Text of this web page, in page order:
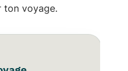
ton voyage.